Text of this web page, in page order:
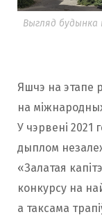
Выгляд будынка
Яшчэ на этапе
на
У чэрвені 2021
дыплом
«Залатая
конкурсу на
а таксама